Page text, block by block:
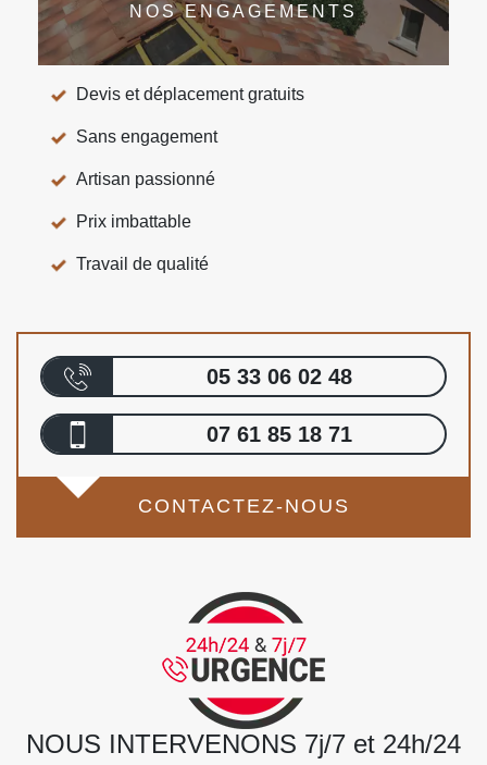
NOS ENGAGEMENTS
Devis et déplacement gratuits
Sans engagement
Artisan passionné
Prix imbattable
Travail de qualité
05 33 06 02 48
07 61 85 18 71
CONTACTEZ-NOUS
NOUS INTERVENONS 7j/7 et 24h/24